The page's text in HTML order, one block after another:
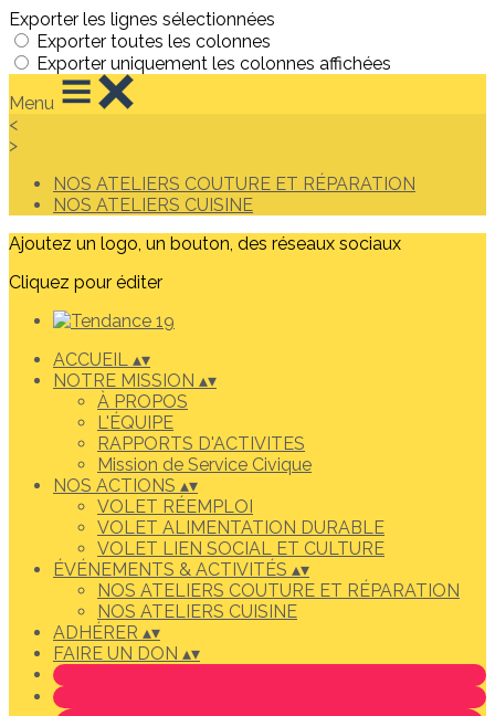
Exporter les lignes sélectionnées
Exporter toutes les colonnes
Exporter uniquement les colonnes affichées
Menu
<
>
NOS ATELIERS COUTURE ET RÉPARATION
NOS ATELIERS CUISINE
Ajoutez un logo, un bouton, des réseaux sociaux
Cliquez pour éditer
ACCUEIL ▴▾
NOTRE MISSION ▴▾
À PROPOS
L'ÉQUIPE
RAPPORTS D'ACTIVITES
Mission de Service Civique
NOS ACTIONS ▴▾
VOLET RÉEMPLOI
VOLET ALIMENTATION DURABLE
VOLET LIEN SOCIAL ET CULTURE
ÉVÉNEMENTS & ACTIVITÉS ▴▾
NOS ATELIERS COUTURE ET RÉPARATION
NOS ATELIERS CUISINE
ADHÉRER ▴▾
FAIRE UN DON ▴▾